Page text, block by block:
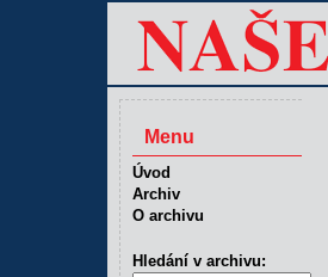
Menu
Úvod
Archiv
O archivu
Hledání v archivu: